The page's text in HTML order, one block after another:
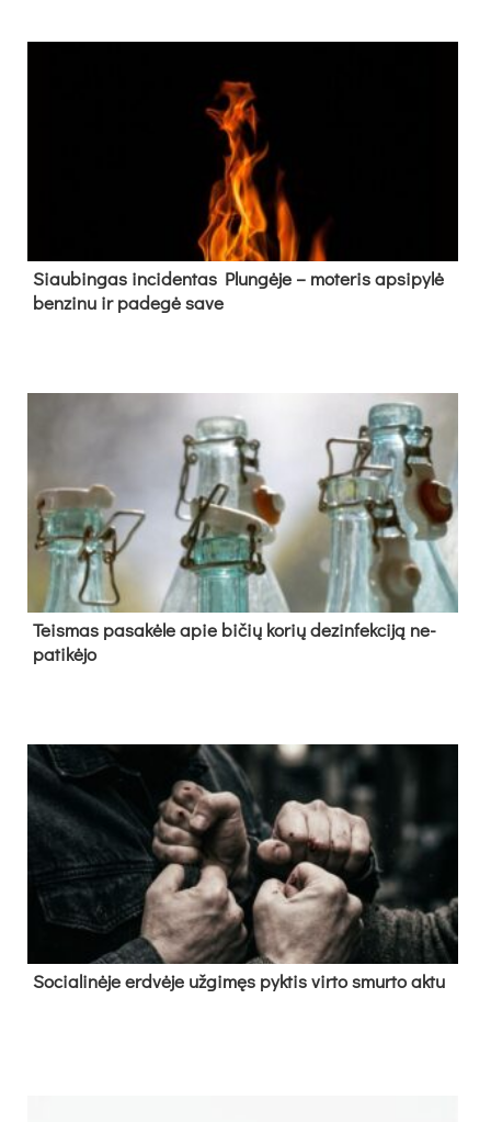
Siau­bin­gas in­ci­den­tas Plun­gė­je – mo­te­ris ap­si­py­lė
ben­zi­nu ir pa­de­gė sa­ve
Teis­mas pa­sa­kė­le apie bi­čių ko­rių de­zin­fek­ci­ją ne­
pa­ti­kė­jo
So­cia­li­nė­je erd­vė­je už­gi­męs pyk­tis vir­to smur­to ak­tu